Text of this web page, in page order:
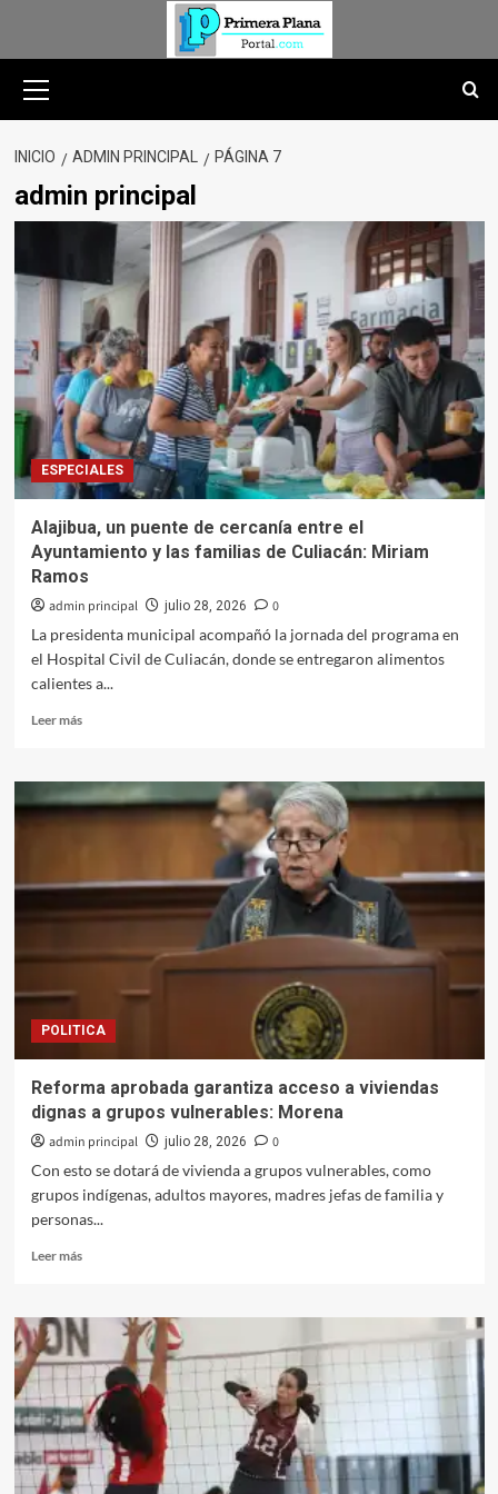
primario
INICIO ADMIN PRINCIPAL PÁGINA 7
admin principal
ESPECIALES
Alajibua, un puente de cercanía entre el
Ayuntamiento y las familias de Culiacán: Miriam
Ramos
admin principal julio 28, 2026
0
La presidenta municipal acompañó la jornada del programa en
el Hospital Civil de Culiacán, donde se entregaron alimentos
calientes a...
Leer másLeer
Alajibua,
un
puente
entre
el
familias
Culiacán:
POLITICA
Reforma aprobada garantiza acceso a viviendas
dignas a grupos vulnerables: Morena
admin principal julio 28, 2026
0
Con esto se dotará de vivienda a grupos vulnerables, como
grupos indígenas, adultos mayores, madres jefas de familia y
personas...
Leer másLeer
Reforma
aprobada
garantiza
acceso
a
viviendas
dignas
a
grupos